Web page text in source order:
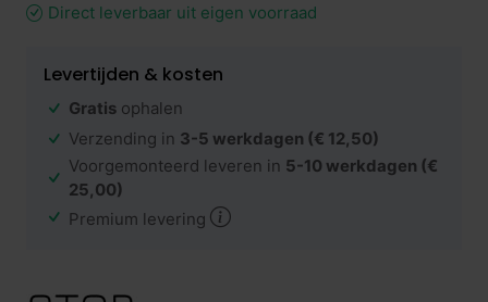
Direct leverbaar uit eigen voorraad
Levertijden & kosten
Gratis ophalen
Verzending in 3-5 werkdagen (€ 12,50)
Voorgemonteerd leveren in 5-10 werkdagen (€
25,00)
Premium levering